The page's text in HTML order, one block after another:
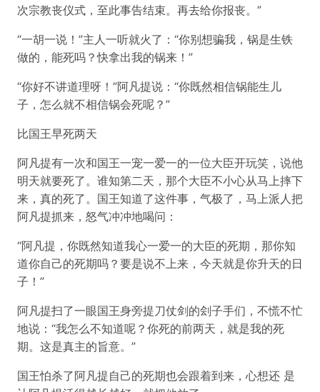
次宗教丧仪式，至此事告结束。再去给你报丧。”
“一胡一说！”主人一听就火了：“你别想骗我，锅是生铁
做的，能死吗？快拿出我的锅来！”
“你好不讲道理呀！”阿凡提说：“你既然相信锅能生儿
子，怎么就不相信锅会死呢？”
比国王早死两天
阿凡提有一次和国王一宠一爱一的一位大臣开玩笑，说他
明天就要死了。谁知第二天，那个大臣不小心从马上摔下
来，真的死了。国王知道了这件事，气极了，马上派人把
阿凡提抓来，怒气冲冲地喝问：
“阿凡提，你既然知道我心一爱一的大臣的死期，那你知
道你自己的死期吗？要是说不上来，今天就是你升天的日
子！”
阿凡提扫了一眼国王身旁提刀仗剑的刽子手们，不慌不忙
地说：“我怎么不知道呢？你死的前两天，就是我的死
期。这是真主的旨意。”
国王怕杀了阿凡提自己的死期也会跟着到来，心想还 是